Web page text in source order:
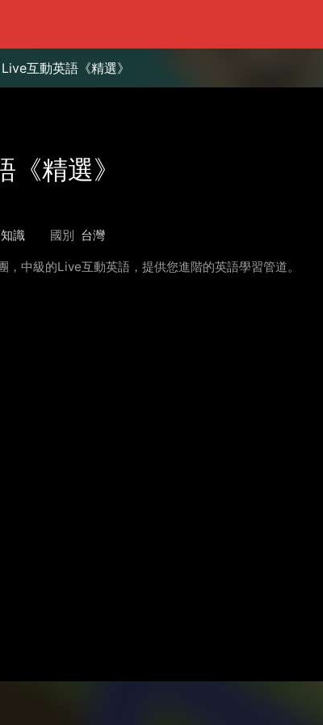
Live互動英語《精選》
精選》
識 國別 台灣
，中級的Live互動英語，提供您進階的英語學習管道。